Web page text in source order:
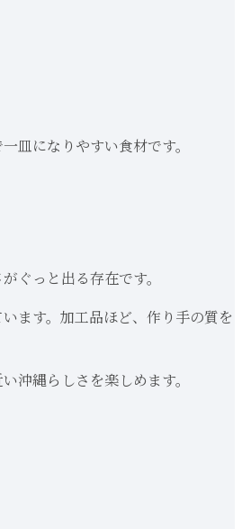
皿になりやすい食材です。
ぐっと出る存在です。
ます。加工品ほど、作り手の質を
沖縄らしさを楽しめます。